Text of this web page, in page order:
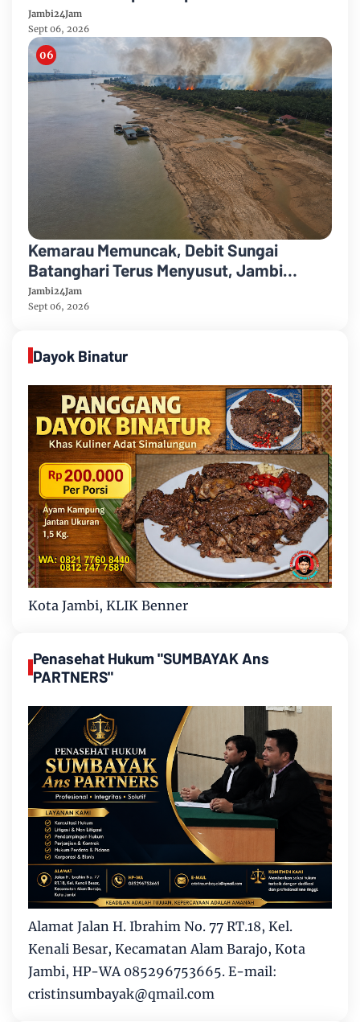
Media dan Aktivis
Jambi24Jam
Sept 06, 2026
Kemarau Memuncak, Debit Sungai
Batanghari Terus Menyusut, Jambi
Hadapi Ancaman Krisis Air Bersih dan
Karhutla
Jambi24Jam
Sept 06, 2026
Dayok Binatur
Kota Jambi, KLIK Benner
Penasehat Hukum "SUMBAYAK Ans
PARTNERS"
Alamat Jalan H. Ibrahim No. 77 RT.18, Kel.
Kenali Besar, Kecamatan Alam Barajo, Kota
Jambi, HP-WA 085296753665. E-mail:
cristinsumbayak@qmail.com